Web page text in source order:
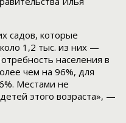
садов, которые
1,2 тыс. из них —
населения в
чем на 96%, для
Местами не
этого возраста», —